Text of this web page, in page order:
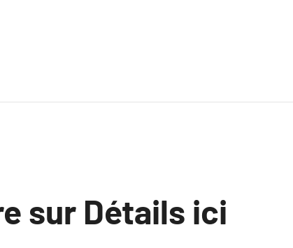
sur Détails ici